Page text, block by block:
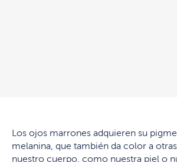
Los ojos marrones adquieren su
melanina, que también da color a
nuestro cuerpo, como nuestra piel o